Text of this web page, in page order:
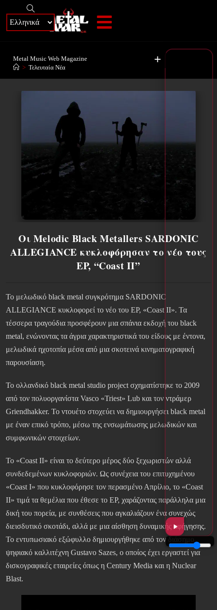
+
Metal Music Web Magazine
> Τελευταία Νέα
Οι Melodic Black Metallers SARDONIC
ALLEGIANCE κυκλοφόρησαν το νέο τους
EP, “Coast II”
Το μελωδικό black metal συγκρότημα SARDONIC
ALLEGIANCE κυκλοφορεί το νέο του EP, «Coast II». Τα
τέσσερα τραγούδια προσφέρουν μια σπάνια εκδοχή του black
metal, ενώνοντας τα άγρια ​​χαρακτηριστικά του είδους με έντονα,
μελωδικά ηχοτοπία μέσα από μια σκοτεινά κινηματογραφική
παρουσίαση.
Το ολλανδικό black metal studio project σχηματίστηκε το 2009
από τον πολυοργανίστα Vasco «Triest» Lub και τον ντράμερ
Griendhakker. Το ντουέτο στοχεύει να δημιουργήσει black metal
με έναν επικό τρόπο, μέσω της ενσωμάτωσης μελωδικών και
συμφωνικών στοιχείων.
Το «Coast II» είναι το δεύτερο μέρος δύο ξεχωριστών αλλά
συνδεδεμένων κυκλοφοριών. Ως συνέχεια του επιτυχημένου
«Coast I» που κυκλοφόρησε τον περασμένο Απρίλιο, το «Coast
II» τιμά τα θεμέλια που έθεσε το EP, χαράζοντας παράλληλα μια
δική του πορεία, με συνθέσεις που αγκαλιάζουν ένα συνεχώς
διεισδυτικό σκοτάδι, αλλά με μια αίσθηση δυναμικής αφήγησης.
Το εντυπωσιακό εξώφυλλο δημιουργήθηκε από τον διάσημο
ψηφιακό καλλιτέχνη Gustavo Sazes, ο οποίος έχει εργαστεί για
δισκογραφικές εταιρείες όπως η Century Media και η Nuclear
Blast.